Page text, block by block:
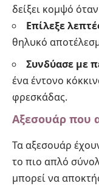
δείξει κομψό
Επίλεξε
θηλυκό
Συνδύασε με
ένα έντονο
φρεσκάδας.
Αξεσουάρ που
Τα αξεσουάρ
το πιο απλό
μπορεί να